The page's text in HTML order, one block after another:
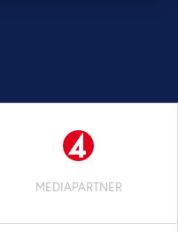
MEDIAPARTNER